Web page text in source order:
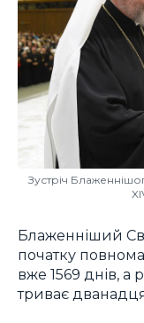
Зустріч
Блаженніший
початку
вже 1569 днів, а
триває